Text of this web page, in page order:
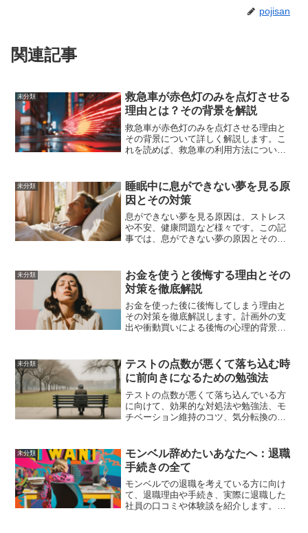
pojisan
関連記事
未分類
救急車が赤色灯のみを点灯させる
理由とは？その背景を解説
救急車が赤色灯のみを点灯させる理由と
その背景について詳しく解説します。こ
れを読めば、救急車の利用方法について
未分類
睡眠中に息ができない夢を見る原
因とその対策
息ができない夢を見る原因は、ストレス
や不安、健康問題など様々です。この記
事では、息ができない夢の原因とその対
を紹介します。
未分類
お金を使うと後悔する理由とその
対策を徹底解説
お金を使った後に後悔してしまう理由と
その対策を徹底解説します。計画外の支
出や衝動買いによる後悔の心理的背景を
未分類
テストの点数が悪くて落ち込む時
に前向きになるための勉強法
テストの点数が悪くて落ち込んでいる方
に向けて、効果的な対処法や勉強法、モ
チベーション維持のコツ、気分転換の方
に取り組んでいきましょう。
未分類
モンベル辞めたいあなたへ：退職
手続きの全て
モンベルでの退職を考えている方に向け
て、退職理由や手続き、実際に退職した
社員の口コミや体験談を紹介します。退